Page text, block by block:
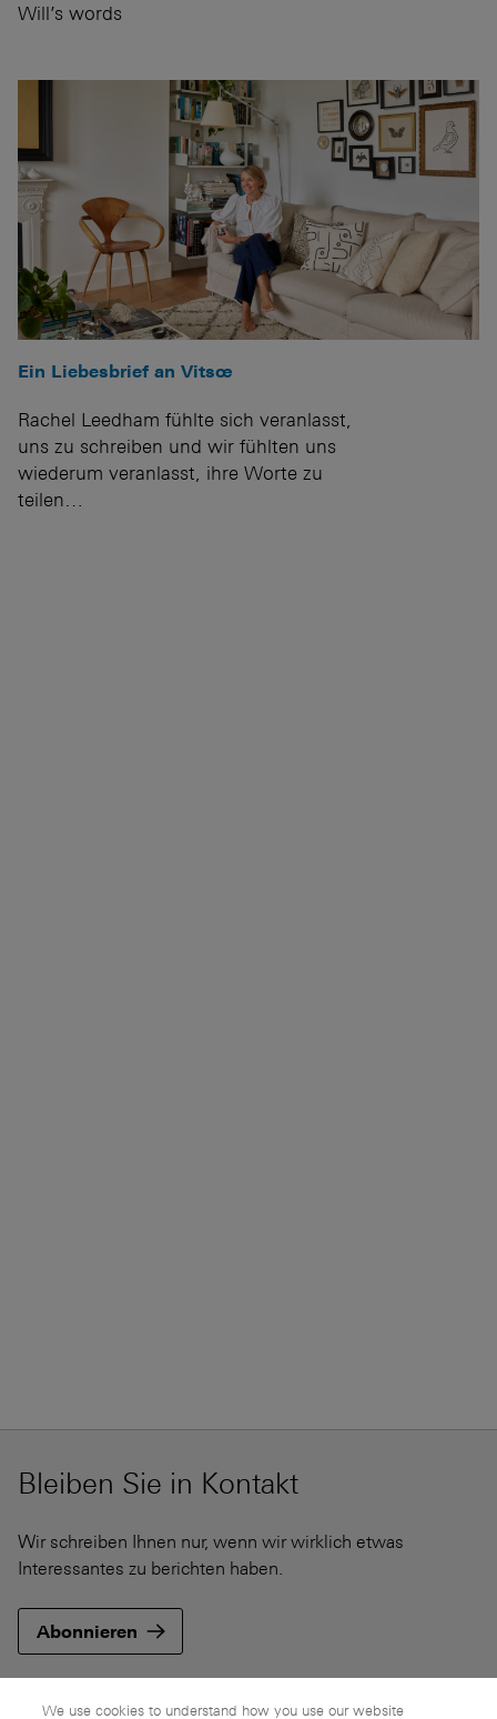
Will’s words
Ein Liebesbrief an Vitsœ
Rachel Leedham fühlte sich veranlasst,
uns zu schreiben und wir fühlten uns
wiederum veranlasst, ihre Worte zu
teilen…
Bleiben Sie in Kontakt
Wir schreiben Ihnen nur, wenn wir wirklich etwas
Interessantes zu berichten haben.
Abonnieren
We use cookies to understand how you use our website